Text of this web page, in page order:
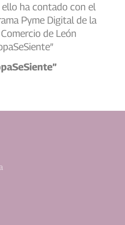
ha contado con el
Pyme Digital de la
de León